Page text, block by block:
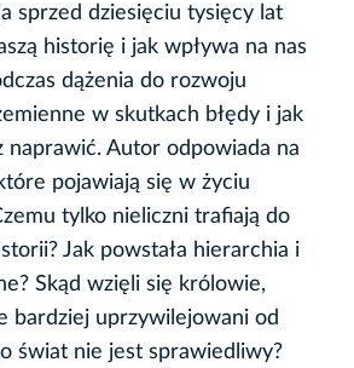
sprzed dziesięciu tysięcy lat
historię i jak wpływa na nas
dążenia do rozwoju
w skutkach błędy i jak
naprawić. Autor odpowiada na
pojawiają się w życiu
tylko nieliczni trafiają do
Jak powstała hierarchia i
Skąd wzięli się królowie,
bardziej uprzywilejowani od
świat nie jest sprawiedliwy?